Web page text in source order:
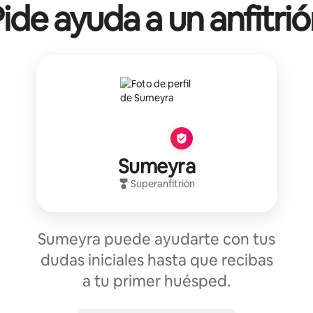
ayuda a un
Sumeyra
Superanfitrión
Sumeyra puede ayudarte con tus
dudas iniciales hasta que recibas
a tu primer huésped.